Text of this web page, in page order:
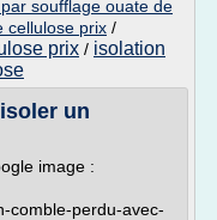
soufflage ouate de
cellulose prix /
prix / isolation
un
image :
comble-perdu-avec-